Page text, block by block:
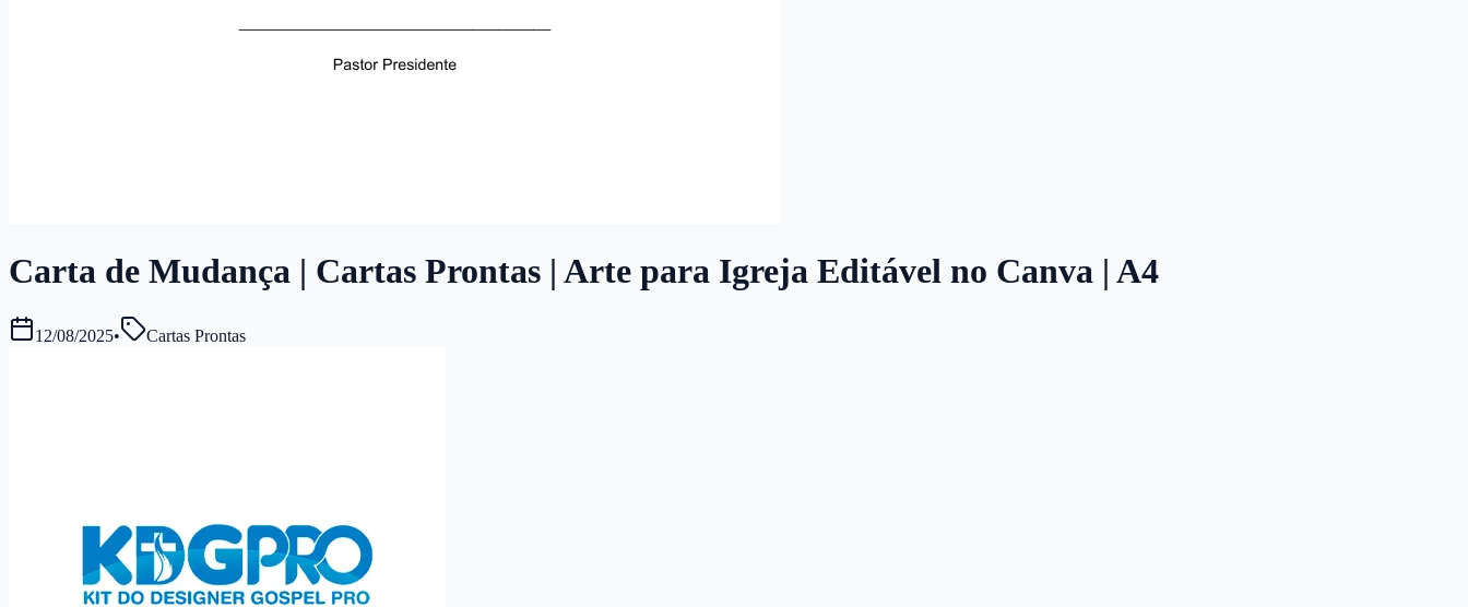
Carta de Mudança | Cartas Prontas | Arte para Igreja Editável no Canva | A4
12/08/2025• Cartas Prontas